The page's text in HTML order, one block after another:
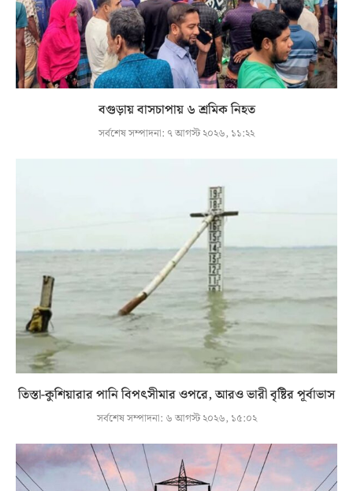
বগুড়ায় বাসচাপায় ৬ শ্রমিক নিহত
সর্বশেষ সম্পাদনা: ৭ আগস্ট ২০২৬, ১১:২২
তিস্তা-কুশিয়ারার পানি বিপৎসীমার ওপরে, আরও ভারী বৃষ্টির পূর্বাভাস
সর্বশেষ সম্পাদনা: ৬ আগস্ট ২০২৬, ১৫:০২